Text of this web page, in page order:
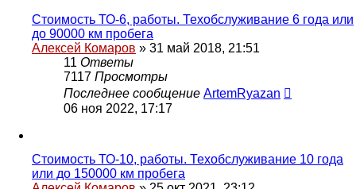
Стоимость ТО-6, работы. Техобслуживание 6 года или
до 90000 км пробега
Алексей Комаров » 31 май 2018, 21:51
11 Ответы
7117 Просмотры
Последнее сообщение ArtemRyazan
06 ноя 2022, 17:17
Стоимость ТО-10, работы. Техобслуживание 10 года
или до 150000 км пробега